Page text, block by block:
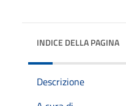
INDICE DELLA PAGINA
Descrizione